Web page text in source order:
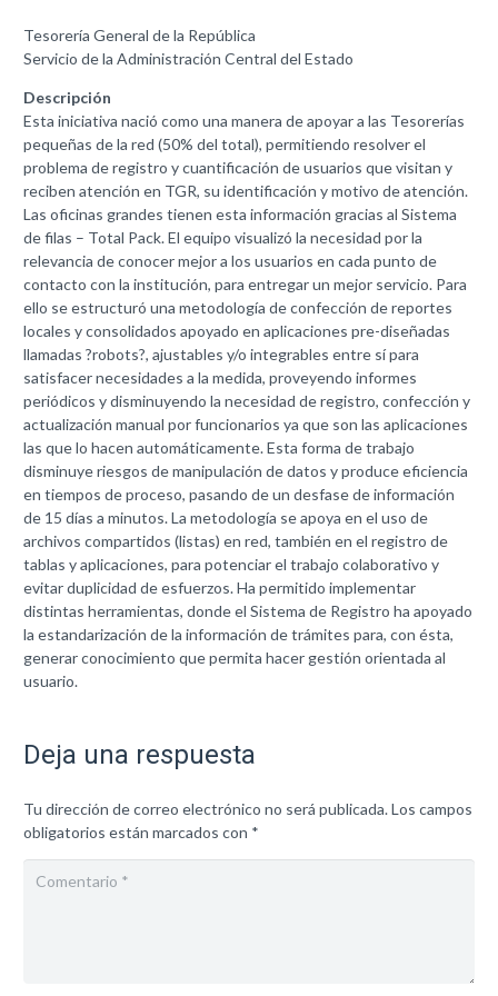
Tesorería General de la República
Servicio de la Administración Central del Estado
Descripción
Esta iniciativa nació como una manera de apoyar a las Tesorerías
pequeñas de la red (50% del total), permitiendo resolver el
problema de registro y cuantificación de usuarios que visitan y
reciben atención en TGR, su identificación y motivo de atención.
Las oficinas grandes tienen esta información gracias al Sistema
de filas – Total Pack. El equipo visualizó la necesidad por la
relevancia de conocer mejor a los usuarios en cada punto de
contacto con la institución, para entregar un mejor servicio. Para
ello se estructuró una metodología de confección de reportes
locales y consolidados apoyado en aplicaciones pre-diseñadas
llamadas ?robots?, ajustables y/o integrables entre sí para
satisfacer necesidades a la medida, proveyendo informes
periódicos y disminuyendo la necesidad de registro, confección y
actualización manual por funcionarios ya que son las aplicaciones
las que lo hacen automáticamente. Esta forma de trabajo
disminuye riesgos de manipulación de datos y produce eficiencia
en tiempos de proceso, pasando de un desfase de información
de 15 días a minutos. La metodología se apoya en el uso de
archivos compartidos (listas) en red, también en el registro de
tablas y aplicaciones, para potenciar el trabajo colaborativo y
evitar duplicidad de esfuerzos. Ha permitido implementar
distintas herramientas, donde el Sistema de Registro ha apoyado
la estandarización de la información de trámites para, con ésta,
generar conocimiento que permita hacer gestión orientada al
usuario.
Deja una respuesta
Tu dirección de correo electrónico no será publicada.Los campos
obligatorios están marcados con *